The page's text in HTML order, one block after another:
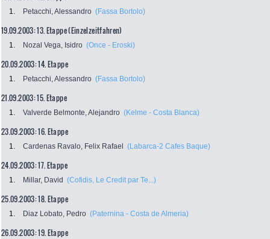
1. Petacchi, Alessandro (Fassa Bortolo)
19.09.2003: 13. Etappe (Einzelzeitfahren)
1. Nozal Vega, Isidro (Once - Eroski)
20.09.2003: 14. Etappe
1. Petacchi, Alessandro (Fassa Bortolo)
21.09.2003: 15. Etappe
1. Valverde Belmonte, Alejandro (Kelme - Costa Blanca)
23.09.2003: 16. Etappe
1. Cardenas Ravalo, Felix Rafael (Labarca-2 Cafes Baque)
24.09.2003: 17. Etappe
1. Millar, David (Cofidis, Le Credit par Te...)
25.09.2003: 18. Etappe
1. Diaz Lobato, Pedro (Paternina - Costa de Almeria)
26.09.2003: 19. Etappe